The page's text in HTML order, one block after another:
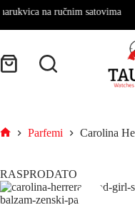
na ručnim satovima
Parfemi Carolina
RASPRODATO